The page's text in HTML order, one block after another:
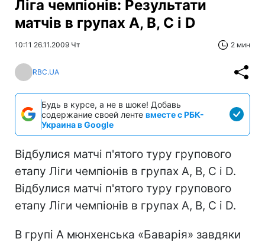
Ліга чемпіонів: Результати
матчів в групах А, В, С і D
10:11 26.11.2009 Чт 2 мин
RBC.UA
Будь в курсе, а не в шоке! Добавь
содержание своей ленте вместе с РБК-
Украина в Google
Відбулися матчі п'ятого туру групового
етапу Ліги чемпіонів в групах А, В, С і D.
Відбулися матчі п'ятого туру групового
етапу Ліги чемпіонів в групах А, В, С і D.
В групі A мюнхенська «Баварія» завдяки